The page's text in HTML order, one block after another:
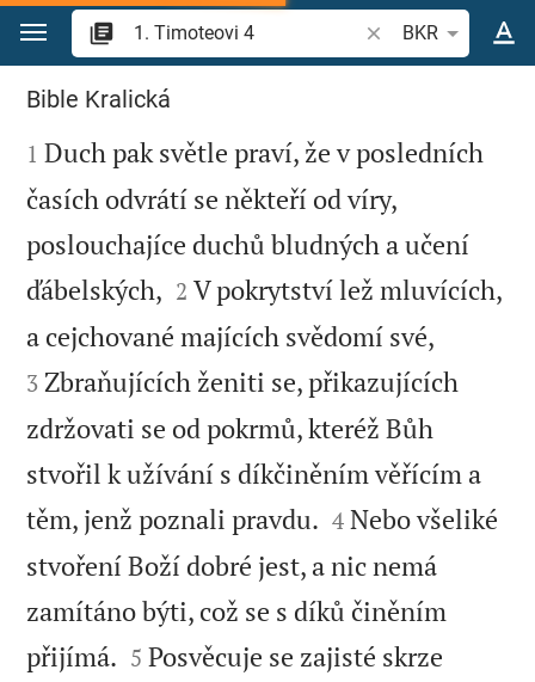
Přejít na obsah
Vyhledat biblický
BKR
1. Timoteovi 4
Bible Kralická

1 Duch pak světle praví, že v posledních
časích odvrátí se někteří od víry,
poslouchajíce duchů bludných a učení
ďábelských, 

2 V pokrytství lež mluvících,
a cejchované majících svědomí své,
3 Zbraňujících ženiti se, přikazujících
zdržovati se od pokrmů, kteréž Bůh
stvořil k užívání s díkčiněním věřícím a
těm, jenž poznali pravdu. 

4 Nebo všeliké
stvoření Boží dobré jest, a nic nemá
zamítáno býti, což se s díků činěním
přijímá. 

5 Posvěcuje se zajisté skrze